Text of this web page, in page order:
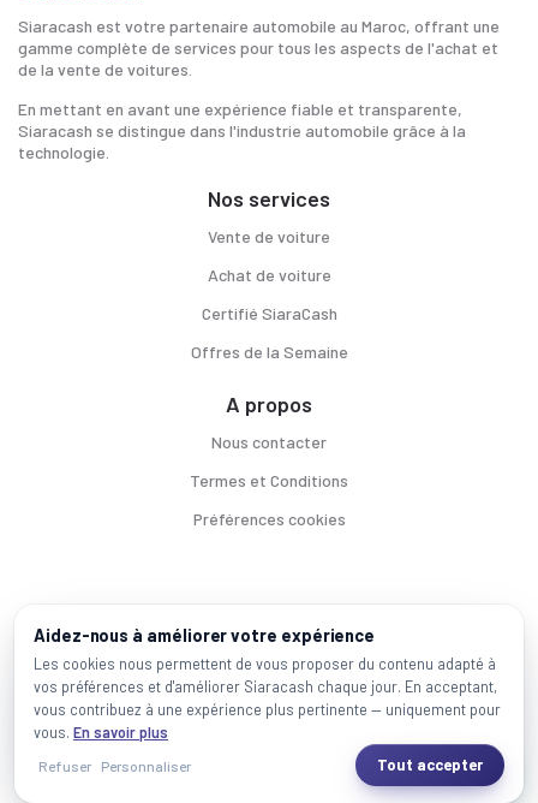
Siaracash est votre partenaire automobile au Maroc, offrant une
gamme complète de services pour tous les aspects de l'achat et
de la vente de voitures.
En mettant en avant une expérience fiable et transparente,
Siaracash se distingue dans l'industrie automobile grâce à la
technologie.
Nos services
Vente de voiture
Achat de voiture
Certifié SiaraCash
Offres de la Semaine
A propos
Nous contacter
Termes et Conditions
Préférences cookies
Voitures par ville
Casablanca | | Mohammadia |Salé | |
Marques populaires
Mercedes| |Volkswagen Renault Toyota Peugeot
2026 SiaraCash - Tous les droits sont réservés
Aidez-nous à améliorer votre expérience
Les cookies nous permettent de vous proposer du contenu adapté à
vos préférences et d'améliorer Siaracash chaque jour. En acceptant,
vous contribuez à une expérience plus pertinente — uniquement pour
vous. En savoir plus
Refuser Personnaliser Tout accepter